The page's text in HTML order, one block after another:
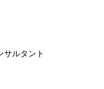
サルタント